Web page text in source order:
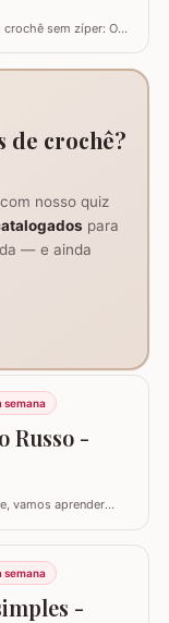
sem zíper: O
crochê com fio de
São
de crochê?
nosso quiz
para
— e ainda
semana
Russo -
vamos aprender
aqui no blog a versão
conferir clicando
que combina com
semana
-